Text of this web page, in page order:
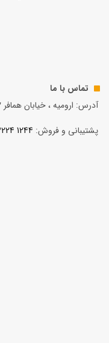
تماس با ما
آدرس: ارومیه ، خیابان همافر 2 ، مابين فلكه نه پله و کسری
پشتیبانی و فروش: 1244 3224 - 044